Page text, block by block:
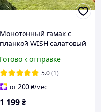
Монотонный гамак с
планкой WISH салатовый
WCG Planetsport
Готово к отправке
5.0 (1)
от200₴/мес
1 199₴